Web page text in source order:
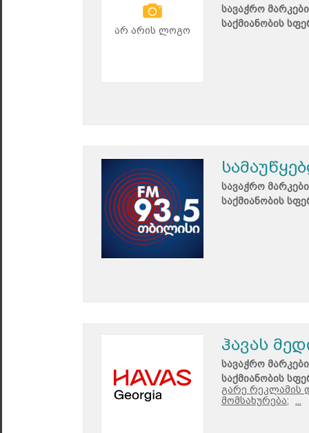
არ არის ლოგო
სავაჭრო
საქმიანობის
სავაჭრო
საქმიანობის
ჰავას
სავაჭრო
საქმიანობის
გარე რეკლამის
მომსახურება;